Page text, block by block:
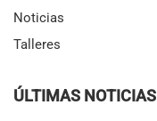
Noticias
Talleres
ÚLTIMAS NOTICIAS